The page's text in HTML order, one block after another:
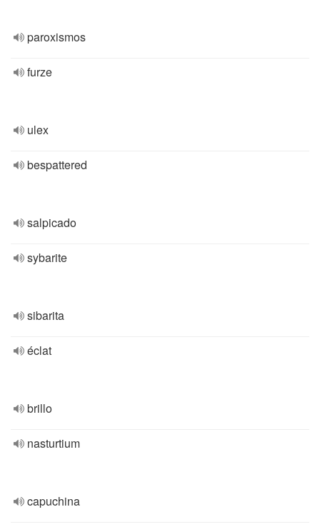
paroxismos
furze
ulex
bespattered
salpicado
sybarite
sibarita
éclat
brillo
nasturtium
capuchina